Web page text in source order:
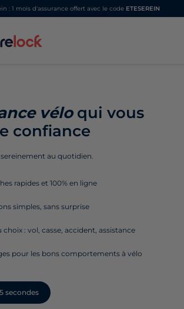
: 1 mois d'assurance offert avec le code ETESEREIN
véloqui vous
confiance
au quotidien.
rapides et 100% en ligne
simples, sans surprise
choix : vol, casse, accident, assistance
pour les bons comportements à vélo
secondes